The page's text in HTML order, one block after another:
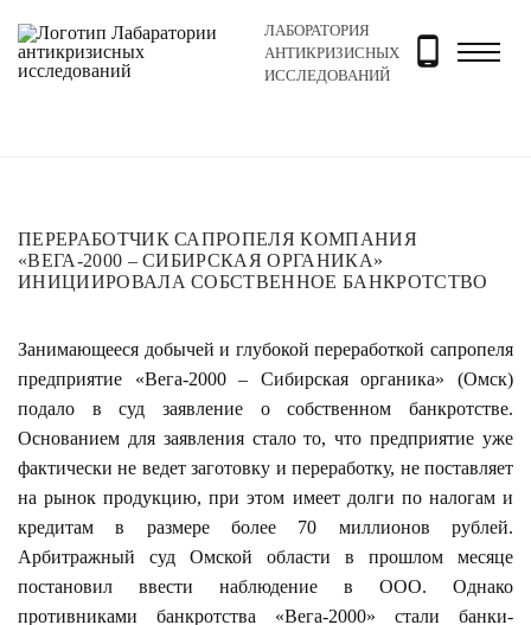
ЛАБОРАТОРИЯ
АНТИКРИЗИСНЫХ
ИССЛЕДОВАНИЙ
Главная Новости и блог Новости Переработчик
ПЕРЕРАБОТЧИК САПРОПЕЛЯ КОМПАНИЯ
«ВЕГА-2000 – СИБИРСКАЯ ОРГАНИКА»
ИНИЦИИРОВАЛА СОБСТВЕННОЕ БАНКРОТСТВО
Занимающееся добычей и глубокой переработкой сапропеля
предприятие «Вега-2000 – Сибирская органика» (Омск)
подало в суд заявление о собственном банкротстве.
Основанием для заявления стало то, что предприятие уже
фактически не ведет заготовку и переработку, не поставляет
на рынок продукцию, при этом имеет долги по налогам и
кредитам в размере более 70 миллионов рублей.
Арбитражный суд Омской области в прошлом месяце
постановил ввести наблюдение в ООО. Однако
противниками банкротства «Вега-2000» стали банки-